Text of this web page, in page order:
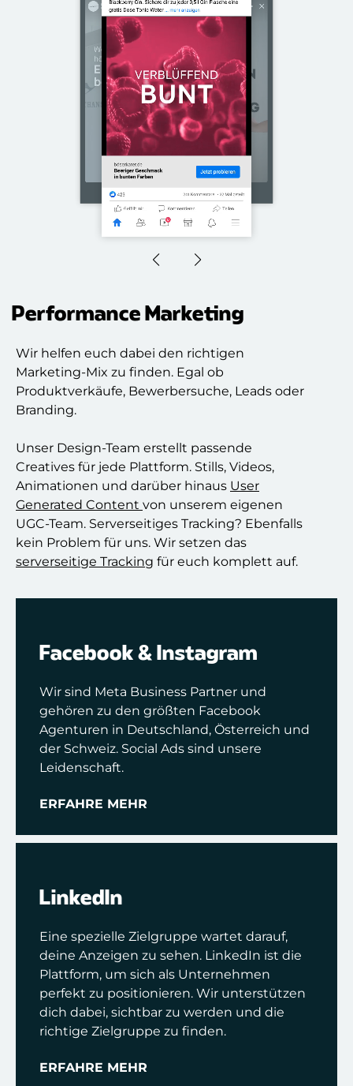
Performance Marketing
Wir helfen euch dabei den richtigen
Marketing-Mix zu finden. Egal ob
Produktverkäufe, Bewerbersuche, Leads oder
Branding.
Unser Design-Team erstellt passende
Creatives für jede Plattform. Stills, Videos,
Animationen und darüber hinaus User
Generated Content von unserem eigenen
UGC-Team. Serverseitiges Tracking? Ebenfalls
kein Problem für uns. Wir setzen das
serverseitige Tracking für euch komplett auf.
Facebook & Instagram
Wir sind Meta Business Partner und
gehören zu den größten Facebook
Agenturen in Deutschland, Österreich und
der Schweiz. Social Ads sind unsere
Leidenschaft.
ERFAHRE MEHR
LinkedIn
Eine spezielle Zielgruppe wartet darauf,
deine Anzeigen zu sehen. LinkedIn ist die
Plattform, um sich als Unternehmen
perfekt zu positionieren. Wir unterstützen
dich dabei, sichtbar zu werden und die
richtige Zielgruppe zu finden.
ERFAHRE MEHR